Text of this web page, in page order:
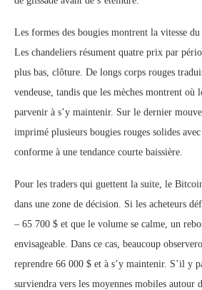
Les formes des bougies montrent la vitesse du
Les chandeliers résument quatre prix par
plus bas, clôture. De longs corps rouges
vendeuse, tandis que les mèches montrent où
parvenir à s’y maintenir. Sur le dernier
imprimé plusieurs bougies rouges solides avec
conforme à une tendance courte baissière.
Pour les traders qui guettent la suite, le
dans une zone de décision. Si les acheteurs
– 65 700 $ et que le volume se calme, un
envisageable. Dans ce cas, beaucoup
reprendre 66 000 $ et à s’y maintenir. S’il y
surviendra vers les moyennes mobiles autour